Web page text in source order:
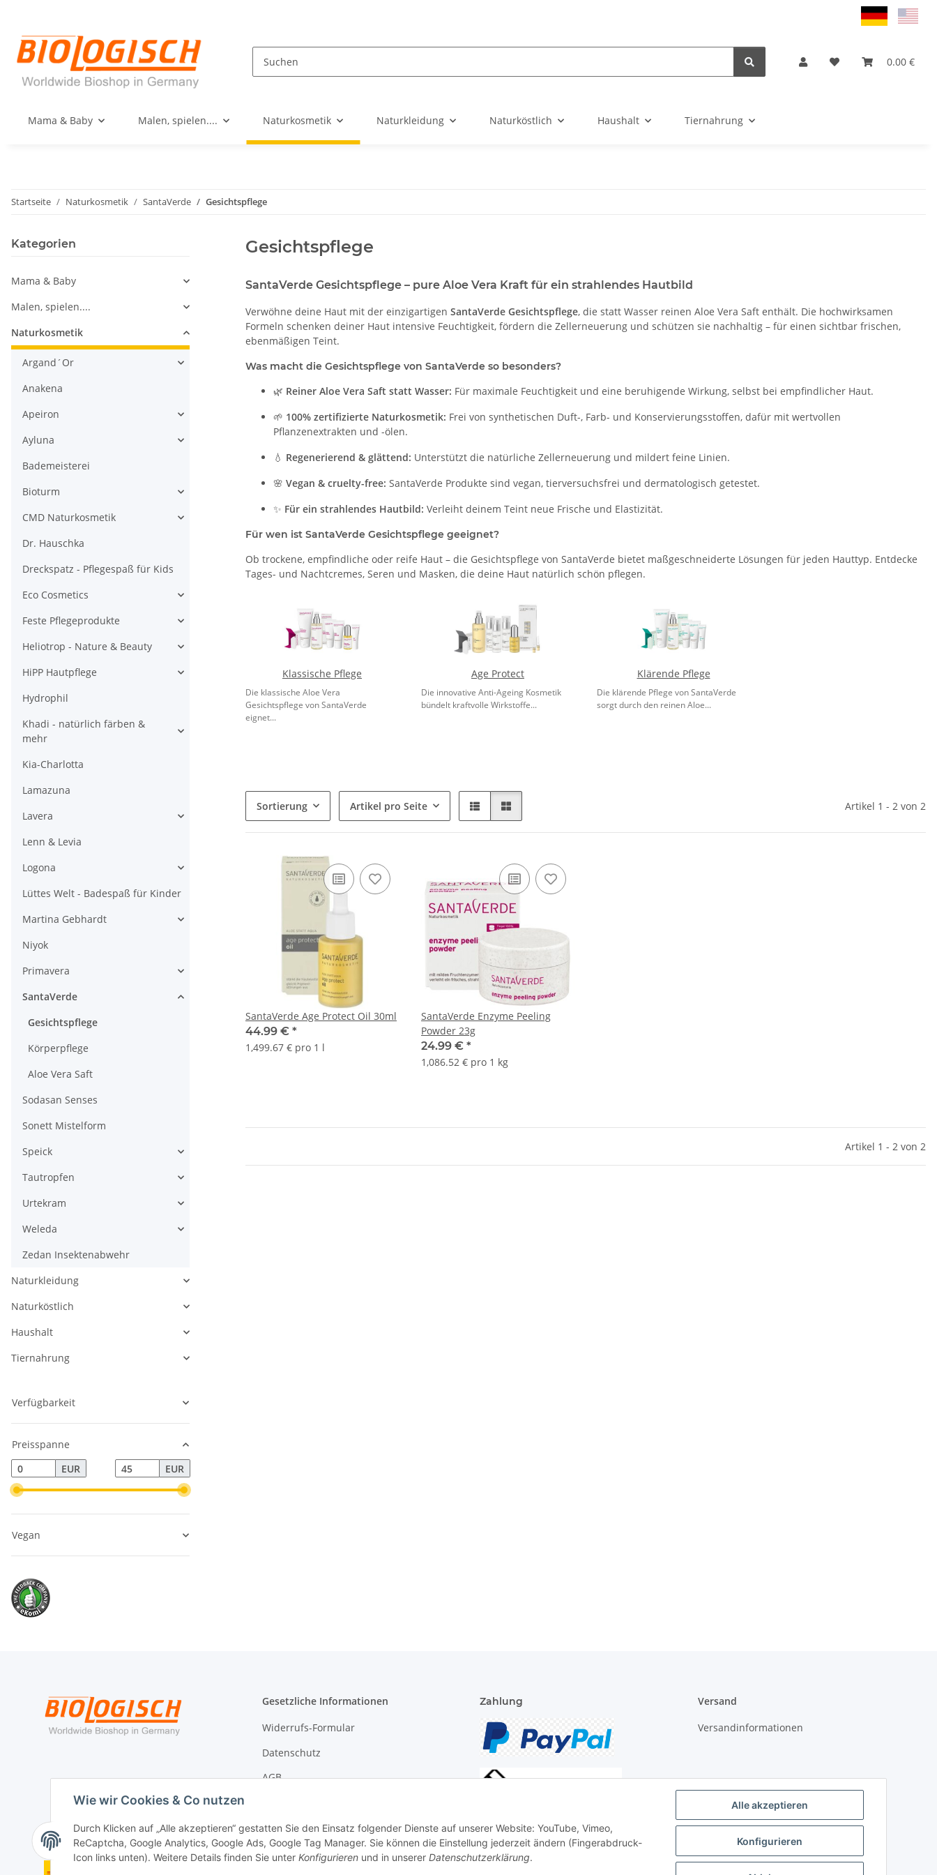
Alle akzeptieren
Konfigurieren
Wie wir Cookies & Co nutzen
Durch Klicken auf „Alle akzeptieren“ gestatten Sie den Einsatz folgender Dienste auf unserer Website: YouTube, Vimeo,
ReCaptcha, Google Analytics, Google Ads, Google Tag Manager. Sie können die Einstellung jederzeit ändern (Fingerabdruck-
Icon links unten). Weitere Details finden Sie unter Konfigurieren und in unserer Datenschutzerklärung.
0.00 €
Mama & Baby Malen, spielen.... Naturkosmetik Naturkleidung Naturköstlich Haushalt Tiernahrung
Startseite Naturkosmetik SantaVerde Gesichtspflege
Gesichtspflege
SantaVerde Gesichtspflege – pure Aloe Vera Kraft für ein strahlendes Hautbild
Verwöhne deine Haut mit der einzigartigen SantaVerde Gesichtspflege, die statt Wasser reinen Aloe Vera Saft enthält. Die hochwirksamen
Formeln schenken deiner Haut intensive Feuchtigkeit, fördern die Zellerneuerung und schützen sie nachhaltig – für einen sichtbar frischen,
ebenmäßigen Teint.
Was macht die Gesichtspflege von SantaVerde so besonders?
🌿 Reiner Aloe Vera Saft statt Wasser: Für maximale Feuchtigkeit und eine beruhigende Wirkung, selbst bei empfindlicher Haut.
🌱 100% zertifizierte Naturkosmetik: Frei von synthetischen Duft-, Farb- und Konservierungsstoffen, dafür mit wertvollen
Pflanzenextrakten und -ölen.
💧 Regenerierend & glättend: Unterstützt die natürliche Zellerneuerung und mildert feine Linien.
🌸 Vegan & cruelty-free: SantaVerde Produkte sind vegan, tierversuchsfrei und dermatologisch getestet.
✨ Für ein strahlendes Hautbild: Verleiht deinem Teint neue Frische und Elastizität.
Für wen ist SantaVerde Gesichtspflege geeignet?
Ob trockene, empfindliche oder reife Haut – die Gesichtspflege von SantaVerde bietet maßgeschneiderte Lösungen für jeden Hauttyp. Entdecke
Tages- und Nachtcremes, Seren und Masken, die deine Haut natürlich schön pflegen.
Klassische Pflege
Die klassische Aloe Vera
Gesichtspflege von SantaVerde
eignet...
Age Protect
Die innovative Anti-Ageing Kosmetik
bündelt kraftvolle Wirkstoffe...
Klärende Pflege
Die klärende Pflege von SantaVerde
sorgt durch den reinen Aloe...
Sortierung Artikel pro Seite Artikel 1 - 2 von 2
SantaVerde Age Protect Oil 30ml
44.99 € *
1,499.67 € pro 1 l
SantaVerde Enzyme Peeling
Powder 23g
24.99 € *
1,086.52 € pro 1 kg
Artikel 1 - 2 von 2
Kategorien
Mama & Baby
Malen, spielen....
Naturkosmetik
Argand´Or
Anakena
Apeiron
Ayluna
Bademeisterei
Bioturm
CMD Naturkosmetik
Dr. Hauschka
Dreckspatz - Pflegespaß für Kids
Eco Cosmetics
Feste Pflegeprodukte
Heliotrop - Nature & Beauty
HiPP Hautpflege
Hydrophil
Khadi - natürlich färben &
mehr
Kia-Charlotta
Lamazuna
Lavera
Lenn & Levia
Logona
Lüttes Welt - Badespaß für Kinder
Martina Gebhardt
Niyok
Primavera
SantaVerde
Gesichtspflege
Körperpflege
Aloe Vera Saft
Sodasan Senses
Sonett Mistelform
Speick
Tautropfen
Urtekram
Weleda
Zedan Insektenabwehr
Naturkleidung
Naturköstlich
Haushalt
Tiernahrung
Verfügbarkeit
Preisspanne
EUR
EUR
Vegan
Gesetzliche Informationen
Widerrufs-Formular
Datenschutz
AGB
Widerrufsrecht
Zahlung Versand
Versandinformationen